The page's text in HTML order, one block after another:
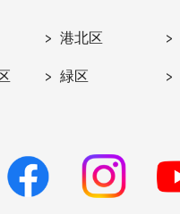
港北区
緑区